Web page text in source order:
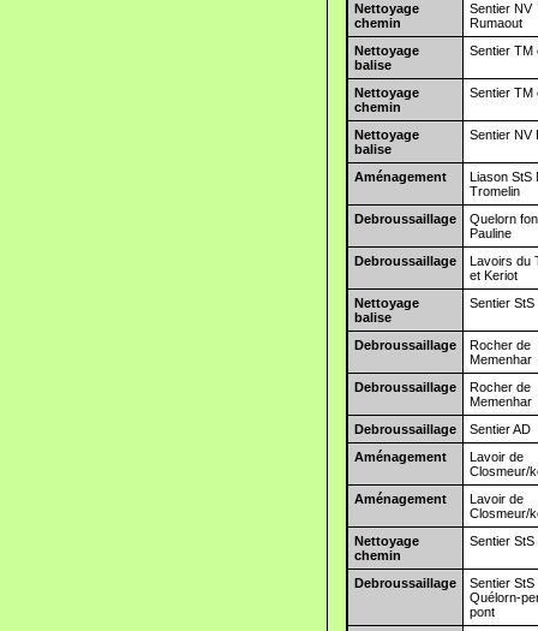
Nettoyage
chemin
Sentier NV
Rumaout
Nettoyage
balise
Sentier TM
Nettoyage
chemin
Sentier TM
Nettoyage
balise
Sentier NV
Aménagement
Liason StS
Tromelin
Debroussaillage
Quelorn
Pauline
Debroussaillage
Lavoirs du
et Keriot
Nettoyage
balise
Sentier StS
Debroussaillage
Rocher de
Memenhar
Debroussaillage
Rocher de
Memenhar
Debroussaillage
Sentier AD
Aménagement
Lavoir de
Closmeur/
Aménagement
Lavoir de
Closmeur/
Nettoyage
chemin
Sentier StS
Debroussaillage
Sentier StS
Quélorn-
pont